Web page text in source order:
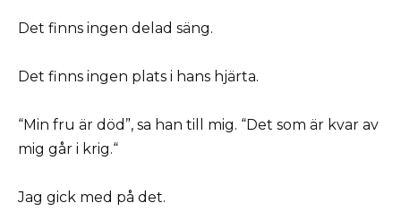
Det finns ingen delad säng.
Det finns ingen plats i hans hjärta.
“Min fru är död”, sa han till mig. “Det som är kvar av
mig går i krig.“
Jag gick med på det.